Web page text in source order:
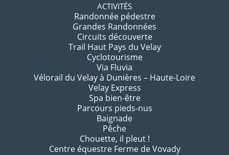
ACTIVITÉS
Randonnée pédestre
Grandes Randonnées
Circuits découverte
Trail Haut Pays du Velay
Cyclotourisme
Via Fluvia
Vélorail du Velay à Dunières – Haute-Loire
Velay Express
Spa bien-être
Parcours pieds-nus
Baignade
Pêche
Chouette, il pleut !
Centre équestre Ferme de Vovady